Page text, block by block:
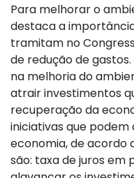
Para melhorar o
destaca a
tramitam no
de redução de
na melhoria do
atrair investimentos
recuperação da
iniciativas que
economia, de acordo
são: taxa de juros